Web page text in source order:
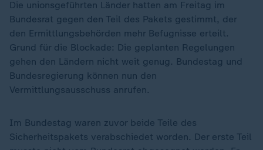
Die unionsgeführten Länder hatten am Freitag im
Bundesrat gegen den Teil des Pakets gestimmt, der
den Ermittlungsbehörden mehr Befugnisse erteilt.
Grund für die Blockade: Die geplanten Regelungen
gehen den Ländern nicht weit genug. Bundestag und
Bundesregierung können nun den
Vermittlungsausschuss anrufen.
Im Bundestag waren zuvor beide Teile des
Sicherheitspakets verabschiedet worden. Der erste Teil